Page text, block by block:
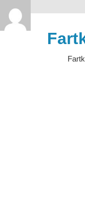
Hoppa
till